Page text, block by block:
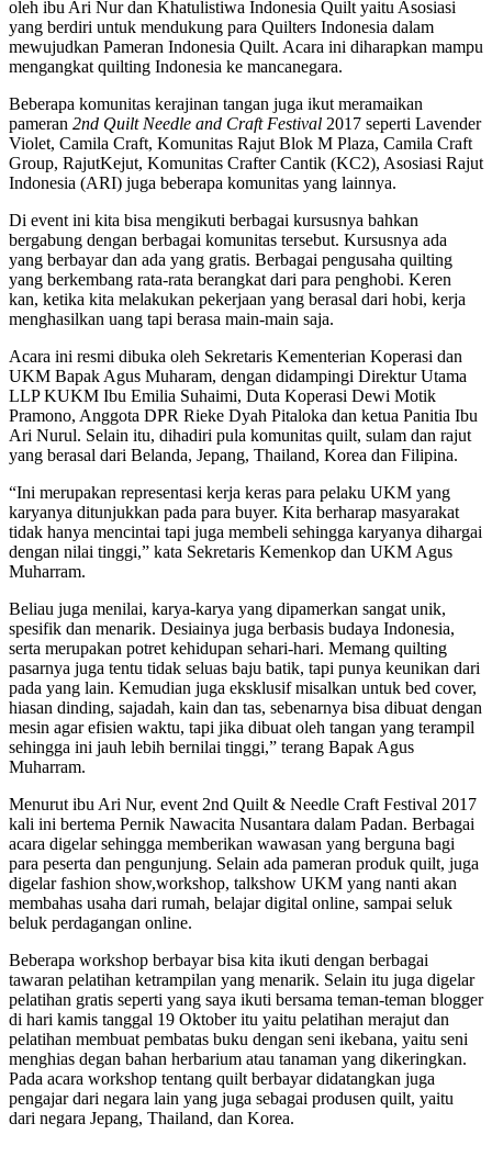
oleh ibu Ari Nur dan Khatulistiwa Indonesia Quilt yaitu Asosiasi
yang berdiri untuk mendukung para Quilters Indonesia dalam
mewujudkan Pameran Indonesia Quilt. Acara ini diharapkan mampu
mengangkat quilting Indonesia ke mancanegara.
Beberapa komunitas kerajinan tangan juga ikut meramaikan
pameran 2nd Quilt Needle and Craft Festival 2017 seperti Lavender
Violet, Camila Craft, Komunitas Rajut Blok M Plaza, Camila Craft
Group, RajutKejut, Komunitas Crafter Cantik (KC2), Asosiasi Rajut
Indonesia (ARI) juga beberapa komunitas yang lainnya.
Di event ini kita bisa mengikuti berbagai kursusnya bahkan
bergabung dengan berbagai komunitas tersebut. Kursusnya ada
yang berbayar dan ada yang gratis. Berbagai pengusaha quilting
yang berkembang rata-rata berangkat dari para penghobi. Keren
kan, ketika kita melakukan pekerjaan yang berasal dari hobi, kerja
menghasilkan uang tapi berasa main-main saja.
Acara ini resmi dibuka oleh Sekretaris Kementerian Koperasi dan
UKM Bapak Agus Muharam, dengan didampingi Direktur Utama
LLP KUKM Ibu Emilia Suhaimi, Duta Koperasi Dewi Motik
Pramono, Anggota DPR Rieke Dyah Pitaloka dan ketua Panitia Ibu
Ari Nurul. Selain itu, dihadiri pula komunitas quilt, sulam dan rajut
yang berasal dari Belanda, Jepang, Thailand, Korea dan Filipina.
“Ini merupakan representasi kerja keras para pelaku UKM yang
karyanya ditunjukkan pada para buyer. Kita berharap masyarakat
tidak hanya mencintai tapi juga membeli sehingga karyanya dihargai
dengan nilai tinggi,” kata Sekretaris Kemenkop dan UKM Agus
Muharram.
Beliau juga menilai, karya-karya yang dipamerkan sangat unik,
spesifik dan menarik. Desiainya juga berbasis budaya Indonesia,
serta merupakan potret kehidupan sehari-hari. Memang quilting
pasarnya juga tentu tidak seluas baju batik, tapi punya keunikan dari
pada yang lain. Kemudian juga eksklusif misalkan untuk bed cover,
hiasan dinding, sajadah, kain dan tas, sebenarnya bisa dibuat dengan
mesin agar efisien waktu, tapi jika dibuat oleh tangan yang terampil
sehingga ini jauh lebih bernilai tinggi,” terang Bapak Agus
Muharram.
Menurut ibu Ari Nur, event 2nd Quilt & Needle Craft Festival 2017
kali ini bertema Pernik Nawacita Nusantara dalam Padan. Berbagai
acara digelar sehingga memberikan wawasan yang berguna bagi
para peserta dan pengunjung. Selain ada pameran produk quilt, juga
digelar fashion show,workshop, talkshow UKM yang nanti akan
membahas usaha dari rumah, belajar digital online, sampai seluk
beluk perdagangan online.
Beberapa workshop berbayar bisa kita ikuti dengan berbagai
tawaran pelatihan ketrampilan yang menarik. Selain itu juga digelar
pelatihan gratis seperti yang saya ikuti bersama teman-teman blogger
di hari kamis tanggal 19 Oktober itu yaitu pelatihan merajut dan
pelatihan membuat pembatas buku dengan seni ikebana, yaitu seni
menghias degan bahan herbarium atau tanaman yang dikeringkan.
Pada acara workshop tentang quilt berbayar didatangkan juga
pengajar dari negara lain yang juga sebagai produsen quilt, yaitu
dari negara Jepang, Thailand, dan Korea.